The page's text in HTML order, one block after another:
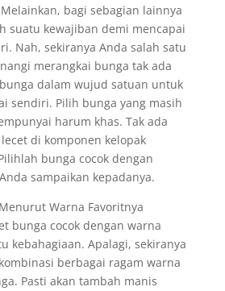
bagi sebagian lainnya
suatu kewajiban demi mencapai
Nah, sekiranya Anda salah satu
merangkai bunga tak ada
dalam wujud satuan untuk
sendiri. Pilih bunga yang masih
harum khas. Tak ada
di komponen kelopak
bunga cocok dengan
sampaikan kepadanya.
Warna Favoritnya
bunga cocok dengan warna
kebahagiaan. Apalagi, sekiranya
berbagai ragam warna
Pasti akan tambah manis